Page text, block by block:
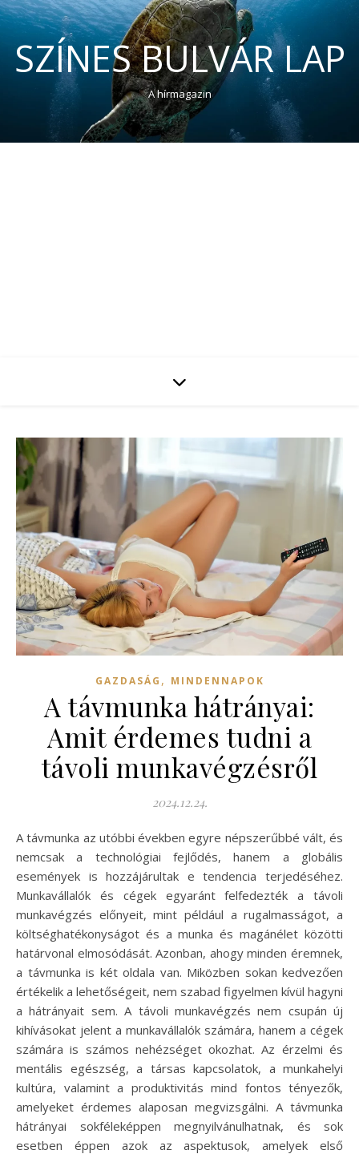
SZÍNES BULVÁR LAP
A hírmagazin
GAZDASÁG , MINDENNAPOK
A távmunka hátrányai:
Amit érdemes tudni a
távoli munkavégzésről
2024.12.24.
A távmunka az utóbbi években egyre népszerűbbé vált, és
nemcsak a technológiai fejlődés, hanem a globális
események is hozzájárultak e tendencia terjedéséhez.
Munkavállalók és cégek egyaránt felfedezték a távoli
munkavégzés előnyeit, mint például a rugalmasságot, a
költséghatékonyságot és a munka és magánélet közötti
határvonal elmosódását. Azonban, ahogy minden éremnek,
a távmunka is két oldala van. Miközben sokan kedvezően
értékelik a lehetőségeit, nem szabad figyelmen kívül hagyni
a hátrányait sem. A távoli munkavégzés nem csupán új
kihívásokat jelent a munkavállalók számára, hanem a cégek
számára is számos nehézséget okozhat. Az érzelmi és
mentális egészség, a társas kapcsolatok, a munkahelyi
kultúra, valamint a produktivitás mind fontos tényezők,
amelyeket érdemes alaposan megvizsgálni. A távmunka
hátrányai sokféleképpen megnyilvánulhatnak, és sok
esetben éppen azok az aspektusok, amelyek első